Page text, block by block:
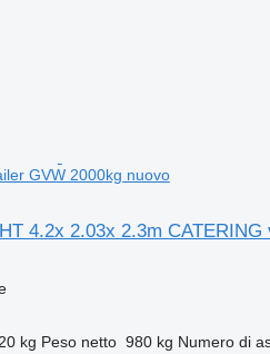
GVW 2000kg nuovo
4.2x 2.03x 2.3m
kg Peso netto 980 kg Numero di